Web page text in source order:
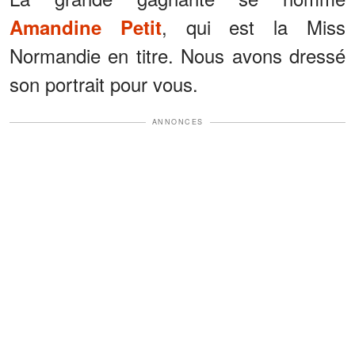
Amandine Petit, qui est la Miss
Normandie en titre. Nous avons dressé
son portrait pour vous.
ANNONCES